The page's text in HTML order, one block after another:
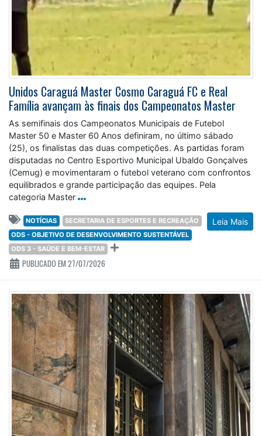
Unidos Caraguá Master Cosmo Caraguá FC e Real
Família avançam às finais dos Campeonatos Master
As semifinais dos Campeonatos Municipais de Futebol
Master 50 e Master 60 Anos definiram, no último sábado
(25), os finalistas das duas competições. As partidas foram
disputadas no Centro Esportivo Municipal Ubaldo Gonçalves
(Cemug) e movimentaram o futebol veterano com confrontos
equilibrados e grande participação das equipes. Pela
categoria Master
Leia Mais
NOTÍCIAS
SECRETARIA DE ESPORTES E RECREAÇÃO
ODS - OBJETIVO DE DESENVOLVIMENTO SUSTENTÁVEL
ODS 3 - SAÚDE E BEM-ESTAR
PUBLICADO EM 27/07/2026